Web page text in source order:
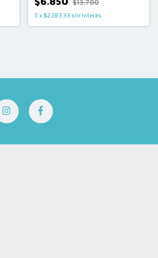
3 x $2.283,33 sin interés